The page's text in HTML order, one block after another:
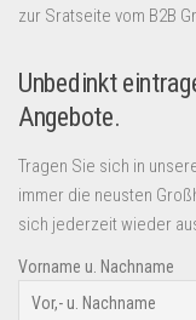
zur Sratseite vom B2B
Unbedinkt
Angebote.
Tragen Sie sich in
immer die neusten
sich jederzeit wieder
Vorname u. Nachname